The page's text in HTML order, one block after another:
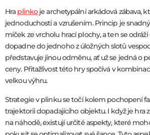
Hraplinkoje archetypální arkádová zábava,
jednoduchostí a vzrušením. Princip je
míček ze vrcholu hrací plochy, a ten se
dopadne do jednoho z úložných slotů
představuje jinou odměnu, ať už se jedná o
ceny. Přitažlivost této hry spočívá v
velkou výhru.
Strategie v plinku se točí kolem pochopení
trajektorii dopadajícího objektu. I když je hra
na náhodě, existují určité aspekty, které